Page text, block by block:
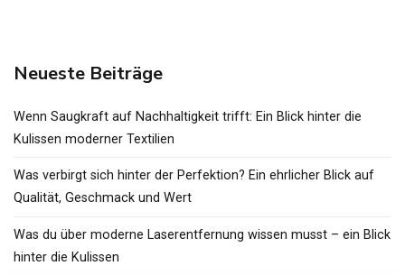
Neueste Beiträge
Wenn Saugkraft auf Nachhaltigkeit trifft: Ein Blick hinter die
Kulissen moderner Textilien
Was verbirgt sich hinter der Perfektion? Ein ehrlicher Blick auf
Qualität, Geschmack und Wert
Was du über moderne Laserentfernung wissen musst – ein Blick
hinter die Kulissen